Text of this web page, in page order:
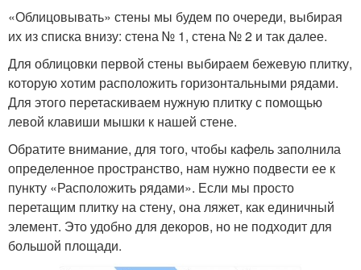
«Облицовывать» стены мы будем по очереди, выбирая
их из списка внизу: стена № 1, стена № 2 и так далее.
Для облицовки первой стены выбираем бежевую плитку,
которую хотим расположить горизонтальными рядами.
Для этого перетаскиваем нужную плитку с помощью
левой клавиши мышки к нашей стене.
Обратите внимание, для того, чтобы кафель заполнила
определенное пространство, нам нужно подвести ее к
пункту «Расположить рядами». Если мы просто
перетащим плитку на стену, она ляжет, как единичный
элемент. Это удобно для декоров, но не подходит для
большой площади.